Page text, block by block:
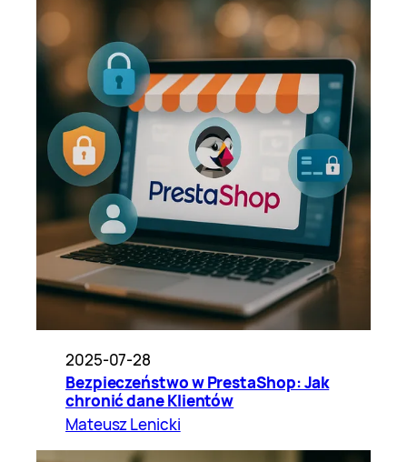
2025-07-28
Bezpieczeństwo w PrestaShop: Jak
chronić dane Klientów
Mateusz Lenicki